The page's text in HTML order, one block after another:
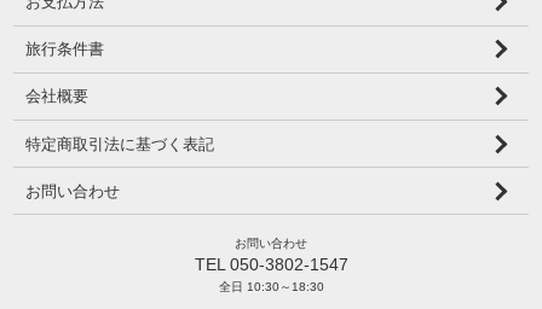
旅行条件書
会社概要
特定商取引法に基づく表記
お問い合わせ
お問い合わせ
TEL 050-3802-1547
全日 10:30～18:30